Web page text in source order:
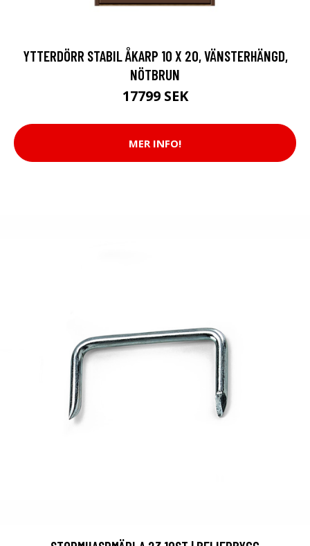
YTTERDÖRR STABIL ÅKARP 10 X 20, VÄNSTERHÄNGD,
NÖTBRUN
17799 SEK
MER INFO!